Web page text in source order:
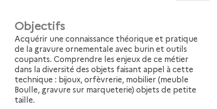
Objectifs
Acquérir une connaissance théorique et pratique
de la gravure ornementale avec burin et outils
coupants. Comprendre les enjeux de ce métier
dans la diversité des objets faisant appel à cette
technique : bijoux, orfèvrerie, mobilier (meuble
Boulle, gravure sur marqueterie) objets de petite
taille.